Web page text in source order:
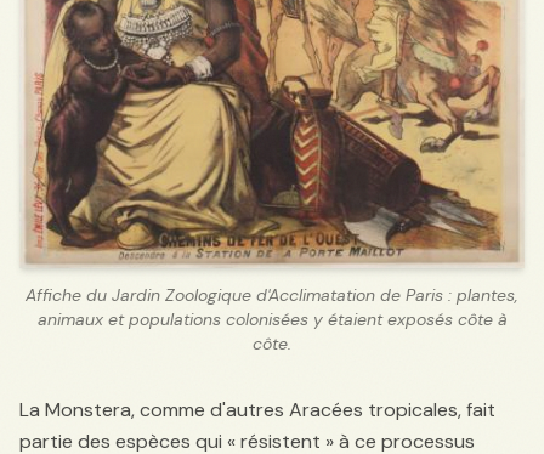
Affiche du Jardin Zoologique d'Acclimatation de Paris : plantes,
animaux et populations colonisées y étaient exposés côte à
côte.
La Monstera, comme d'autres Aracées tropicales, fait
partie des espèces qui « résistent » à ce processus